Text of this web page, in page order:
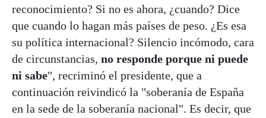
reconocimiento? Si no es ahora, ¿cuando? Dice
que cuando lo hagan más países de peso. ¿Es esa
su política internacional? Silencio incómodo, cara
de circunstancias, no responde porque ni puede
ni sabe", recriminó el presidente, que a
continuación reivindicó la "soberanía de España
en la sede de la soberanía nacional". Es decir, que